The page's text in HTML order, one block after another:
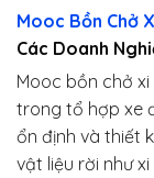
Mooc Bồn Chở
Các Doanh
Mooc bồn chở
trong tổ hợp xe
ổn định và thiết
vật liệu rời như